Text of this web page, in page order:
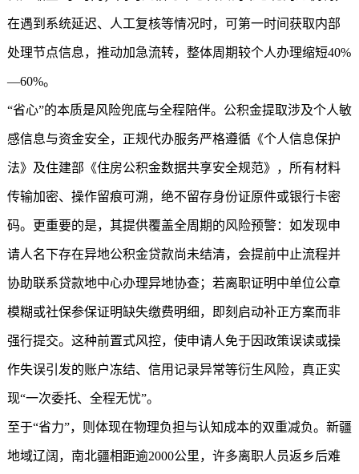
在遇到系统延迟、人工复核等情况时，可第一时间获取内部
处理节点信息，推动加急流转，整体周期较个人办理缩短40%
—60%。
“省心”的本质是风险兜底与全程陪伴。公积金提取涉及个人敏
感信息与资金安全，正规代办服务严格遵循《个人信息保护
法》及住建部《住房公积金数据共享安全规范》，所有材料
传输加密、操作留痕可溯，绝不留存身份证原件或银行卡密
码。更重要的是，其提供覆盖全周期的风险预警：如发现申
请人名下存在异地公积金贷款尚未结清，会提前中止流程并
协助联系贷款地中心办理异地协查；若离职证明中单位公章
模糊或社保参保证明缺失缴费明细，即刻启动补正方案而非
强行提交。这种前置式风控，使申请人免于因政策误读或操
作失误引发的账户冻结、信用记录异常等衍生风险，真正实
现“一次委托、全程无忧”。
至于“省力”，则体现在物理负担与认知成本的双重减负。新疆
地域辽阔，南北疆相距逾2000公里，许多离职人员返乡后难